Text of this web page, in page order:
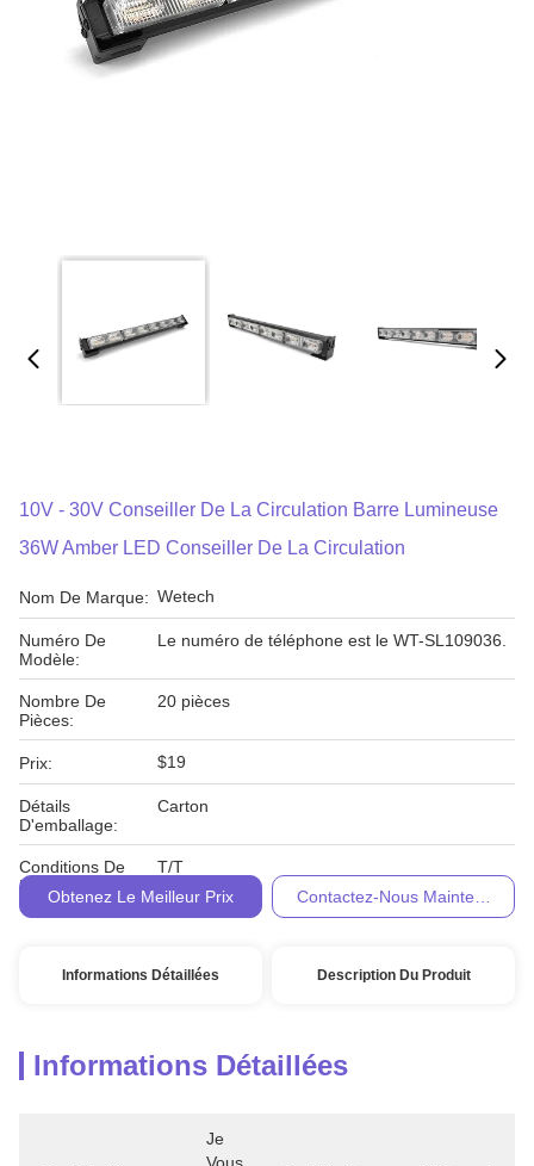
10V - 30V Conseiller De La Circulation Barre Lumineuse
36W Amber LED Conseiller De La Circulation
Nom De Marque: Wetech
Numéro De
Modèle:
Le numéro de téléphone est le WT-SL109036.
Nombre De
Pièces:
20 pièces
Prix: $19
Détails
D'emballage:
Carton
Conditions De
Paiement:
T/T
Obtenez Le Meilleur Prix
Contactez-Nous Maintenant
Informations Détaillées Description Du Produit
Informations Détaillées
Je